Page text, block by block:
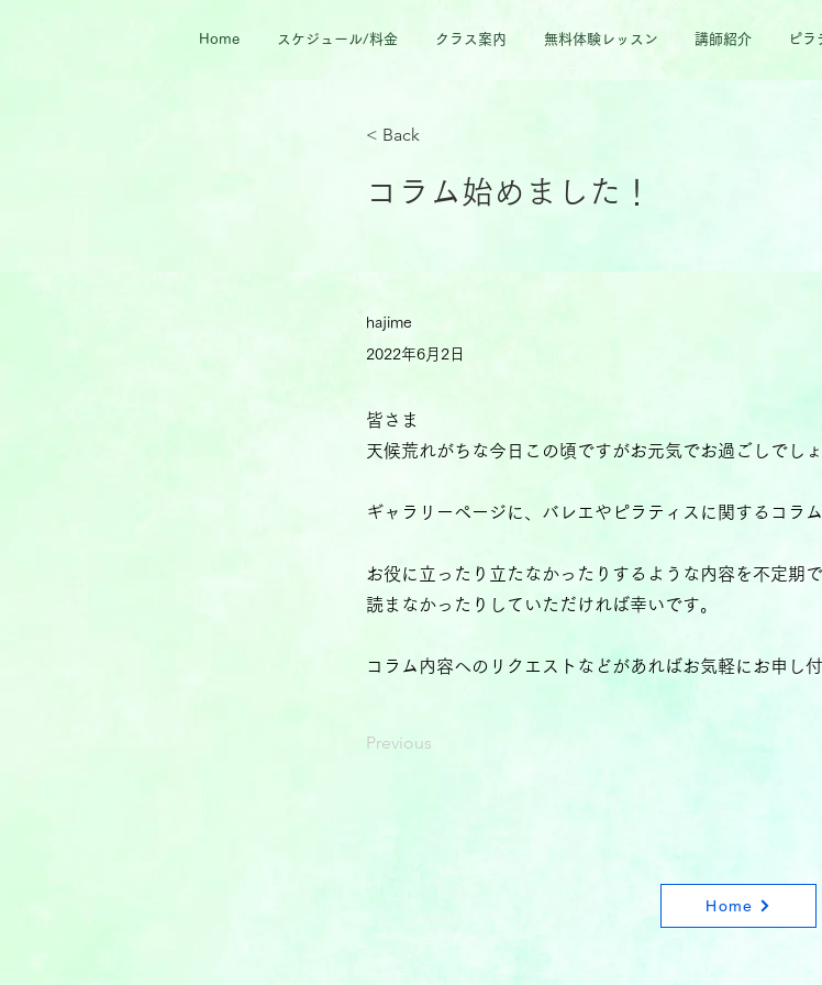
Home スケジュール/料金 クラス案内 無料体験レッスン 講師紹介 ピラ
< Back
コラム始めました！
hajime
2022年6月2日
皆さま
天候荒れがちな今日この頃ですがお元気でお過ごしでしょ
ギャラリーページに、バレエやピラティスに関するコラ
お役に立ったり立たなかったりするような内容を不定期
読まなかったりしていただければ幸いです。
コラム内容へのリクエストなどがあればお気軽にお申し付
Previous
Home